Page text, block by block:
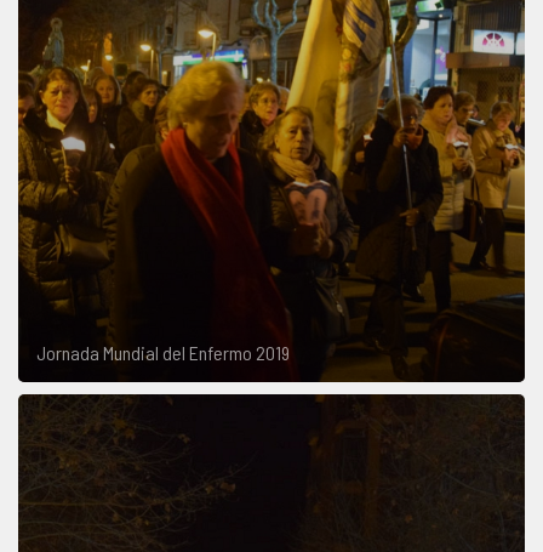
Jornada Mundial del Enfermo 2019